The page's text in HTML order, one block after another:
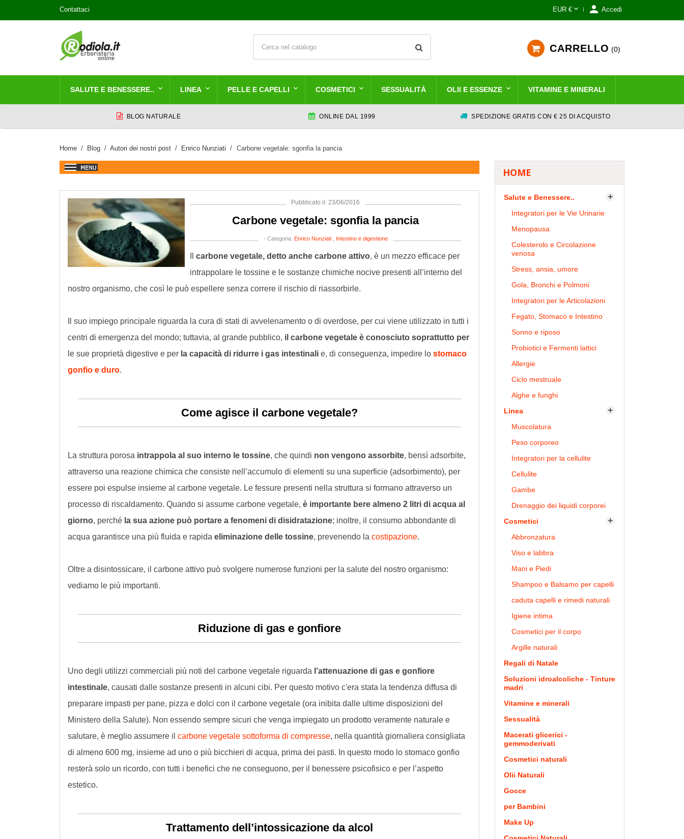
Contattaci EUR €  Accedi
CARRELLO 0
SALUTE E BENESSERE.. LINEA PELLE E CAPELLI COSMETICI SESSUALITÀ OLII E ESSENZE VITAMINE E MINERALI
BLOG NATURALE ONLINE DAL 1999 SPEDIZIONE GRATIS CON € 25 DI ACQUISTO
Home Blog Autori dei nostri post Enrico Nunziati Carbone vegetale: sgonfia la pancia
HOME
Salute e Benessere.. 
Integratori per le Vie Urinarie
Menopausa
Colesterolo e Circolazione
venosa
Stress, ansia, umore
Gola, Bronchi e Polmoni
Integratori per le Articolazioni
Fegato, Stomaco e Intestino
Sonno e riposo
Probiotici e Fermenti lattici
Allergie
Ciclo mestruale
Alghe e funghi
Linea

Muscolatura
Peso corporeo
Integratori per la cellulite
Cellulite
Gambe
Drenaggio dei liquidi corporei
Cosmetici

Abbronzatura
Viso e labbra
Mani e Piedi
Shampoo e Balsamo per capelli
caduta capelli e rimedi naturali
Igiene intima
Cosmetici per il corpo
Argille naturali
Regali di Natale
Soluzioni idroalcoliche - Tinture
madri
Vitamine e minerali
Sessualità
Macerati glicerici -
gemmoderivati
Cosmetici naturali
Olii Naturali
Gocce
per Bambini
Make Up
Pubblicato il: 23/06/2016
Carbone vegetale: sgonfia la pancia
- Categoria: Enrico Nunziati, Intestino e digestione
carbone vegetale, detto anche carbone attivo, è un mezzo efficace per
intrappolare le tossine e le sostanze chimiche nocive presenti all’interno del
nostro organismo, che così le può espellere senza correre il rischio di riassorbirle.
Il suo impiego principale riguarda la cura di stati di avvelenamento o di overdose, per cui viene utilizzato in tutti i
centri di emergenza del mondo; tuttavia, al grande pubblico, il carbone vegetale è conosciuto soprattutto per
le sue proprietà digestive e per la capacità di ridurre i gas intestinali e, di conseguenza, impedire lo stomaco
gonfio e duro.
Come agisce il carbone vegetale?
La struttura porosa intrappola al suo interno le tossine, che quindi non vengono assorbite, bensì adsorbite,
attraverso una reazione chimica che consiste nell’accumulo di elementi su una superficie (adsorbimento), per
essere poi espulse insieme al carbone vegetale. Le fessure presenti nella struttura si formano attraverso un
processo di riscaldamento. Quando si assume carbone vegetale, è importante bere almeno 2 litri di acqua al
giorno, perché la sua azione può portare a fenomeni di disidratazione; inoltre, il consumo abbondante di
acqua garantisce una più fluida e rapida eliminazione delle tossine, prevenendo la costipazione.
Oltre a disintossicare, il carbone attivo può svolgere numerose funzioni per la salute del nostro organismo:
vediamo le più importanti.
Riduzione di gas e gonfiore
Uno degli utilizzi commerciali più noti del carbone vegetale riguarda l’attenuazione di gas e gonfiore
intestinale, causati dalle sostanze presenti in alcuni cibi. Per questo motivo c'era stata la tendenza diffusa di
preparare impasti per pane, pizza e dolci con il carbone vegetale (ora inibita dalle ultime disposizioni del
Ministero della Salute). Non essendo sempre sicuri che venga impiegato un prodotto veramente naturale e
salutare, è meglio assumere il carbone vegetale sottoforma di compresse, nella quantità giornaliera consigliata
di almeno 600 mg, insieme ad uno o più bicchieri di acqua, prima dei pasti. In questo modo lo stomaco gonfio
resterà solo un ricordo, con tutti i benefici che ne conseguono, per il benessere psicofisico e per l’aspetto
estetico.
Trattamento dell’intossicazione da alcol